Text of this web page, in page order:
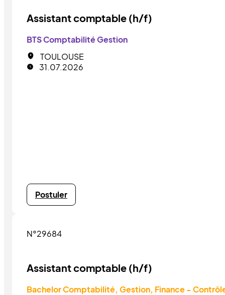
Assistant comptable (h/f)
BTS Comptabilité Gestion
TOULOUSE
31.07.2026
Postuler
N°29684
Assistant comptable (h/f)
Bachelor Comptabilité, Gestion, Finance -